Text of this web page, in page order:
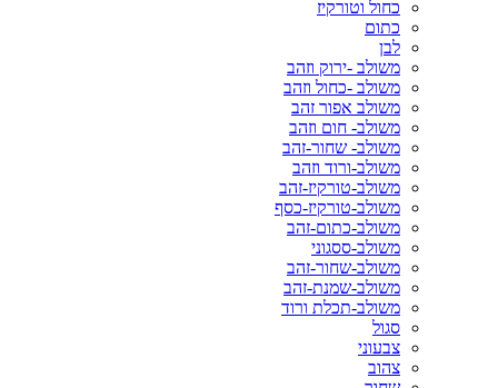
כחול וטורקיז
כתום
לבן
משולב -ירוק וזהב
משולב -כחול וזהב
משולב אפור זהב
משולב- חום וזהב
משולב- שחור-זהב
משולב-ורוד וזהב
משולב-טורקיז-זהב
משולב-טורקיז-כסף
משולב-כתום-זהב
משולב-ססגוני
משולב-שחור-זהב
משולב-שמנת-זהב
משולב-תכלת ורוד
סגול
צבעוני
צהוב